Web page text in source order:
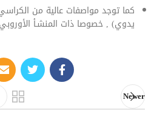
كما توجد مواصفات عالية من
يدوي) , خصوصا ذات المنشـأ
Newer